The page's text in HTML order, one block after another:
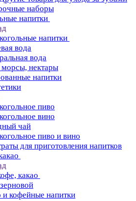
наборы
напитки
напитки
вода
вода
нектары
напитки
пиво
вино
чай
пиво и вино
для приготовления напитков
какао
и кофейные напитки